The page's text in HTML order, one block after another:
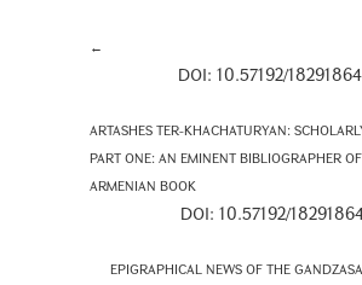
←
DOI: 10.57192/
ARTASHES TER-KHACHATURYAN:
PART ONE: AN EMINENT BIBLIOGRAPHER
ARMENIAN BOOK
DOI: 10.57192/
EPIGRAPHICAL NEWS OF THE